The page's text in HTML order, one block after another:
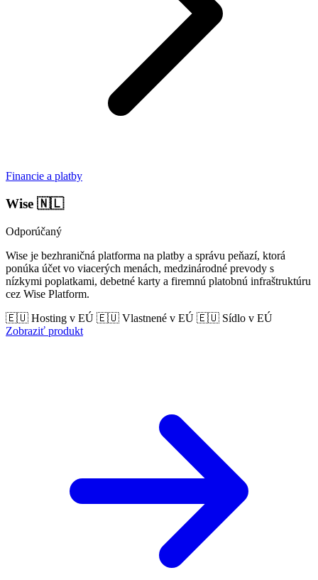
Financie a platby
Wise 🇳🇱
Odporúčaný
Wise je bezhraničná platforma na platby a správu peňazí, ktorá
ponúka účet vo viacerých menách, medzinárodné prevody s
nízkymi poplatkami, debetné karty a firemnú platobnú infraštruktúru
cez Wise Platform.
🇪🇺 Hosting v EÚ 🇪🇺 Vlastnené v EÚ 🇪🇺 Sídlo v EÚ
Zobraziť produkt